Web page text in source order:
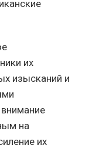
их
изысканий и
на
их